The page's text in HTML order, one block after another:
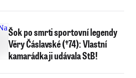
Šok po smrti sportovní legendy
Věry Čáslavské (†74): Vlastní
kamarádka ji udávala StB!